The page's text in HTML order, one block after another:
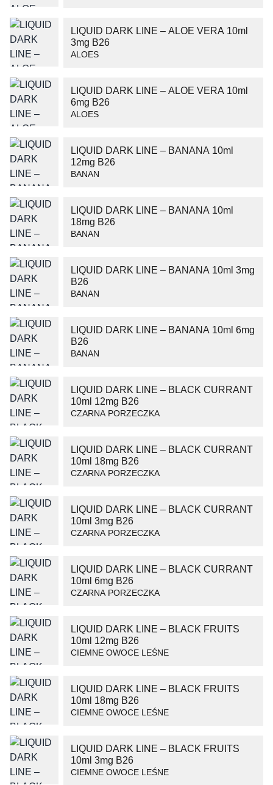
LIQUID DARK LINE – ALOE VERA 10ml
3mg B26
ALOES
LIQUID DARK LINE – ALOE VERA 10ml
6mg B26
ALOES
LIQUID DARK LINE – BANANA 10ml
12mg B26
BANAN
LIQUID DARK LINE – BANANA 10ml
18mg B26
BANAN
LIQUID DARK LINE – BANANA 10ml 3mg
B26
BANAN
LIQUID DARK LINE – BANANA 10ml 6mg
B26
BANAN
LIQUID DARK LINE – BLACK CURRANT
10ml 12mg B26
CZARNA PORZECZKA
LIQUID DARK LINE – BLACK CURRANT
10ml 18mg B26
CZARNA PORZECZKA
LIQUID DARK LINE – BLACK CURRANT
10ml 3mg B26
CZARNA PORZECZKA
LIQUID DARK LINE – BLACK CURRANT
10ml 6mg B26
CZARNA PORZECZKA
LIQUID DARK LINE – BLACK FRUITS
10ml 12mg B26
CIEMNE OWOCE LEŚNE
LIQUID DARK LINE – BLACK FRUITS
10ml 18mg B26
CIEMNE OWOCE LEŚNE
LIQUID DARK LINE – BLACK FRUITS
10ml 3mg B26
CIEMNE OWOCE LEŚNE